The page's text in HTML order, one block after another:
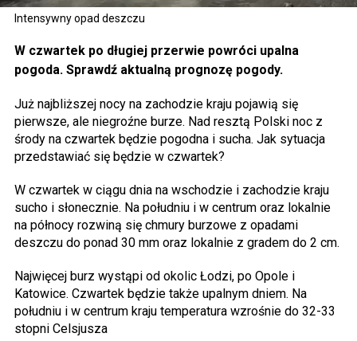
Intensywny opad deszczu
W czwartek po długiej przerwie powróci upalna
pogoda. Sprawdź aktualną prognozę pogody.
Już najbliższej nocy na zachodzie kraju pojawią się
pierwsze, ale niegroźne burze. Nad resztą Polski noc z
środy na czwartek będzie pogodna i sucha. Jak sytuacja
przedstawiać się będzie w czwartek?
W czwartek w ciągu dnia na wschodzie i zachodzie kraju
sucho i słonecznie. Na południu i w centrum oraz lokalnie
na północy rozwiną się chmury burzowe z opadami
deszczu do ponad 30 mm oraz lokalnie z gradem do 2 cm.
Najwięcej burz wystąpi od okolic Łodzi, po Opole i
Katowice. Czwartek będzie także upalnym dniem. Na
południu i w centrum kraju temperatura wzrośnie do 32-33
stopni Celsjusza